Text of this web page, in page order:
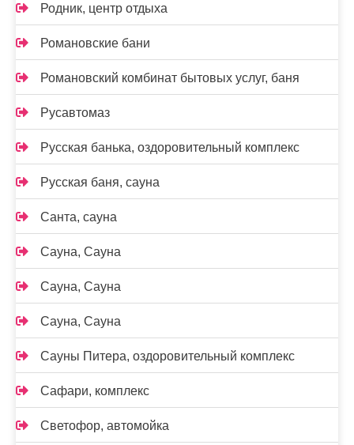
Родник, центр отдыха
Романовские бани
Романовский комбинат бытовых услуг, баня
Русавтомаз
Русская банька, оздоровительный комплекс
Русская баня, сауна
Санта, сауна
Сауна, Сауна
Сауна, Сауна
Сауна, Сауна
Сауны Питера, оздоровительный комплекс
Сафари, комплекс
Светофор, автомойка